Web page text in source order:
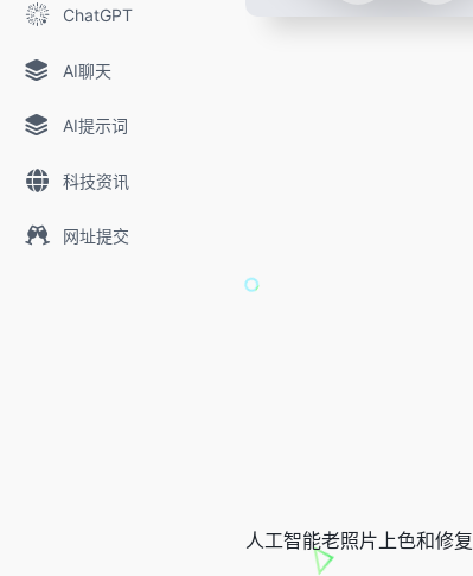
ChatGPT
AI聊天
AI提示词
科技资讯
网址提交
人工智能老照片上色和修复